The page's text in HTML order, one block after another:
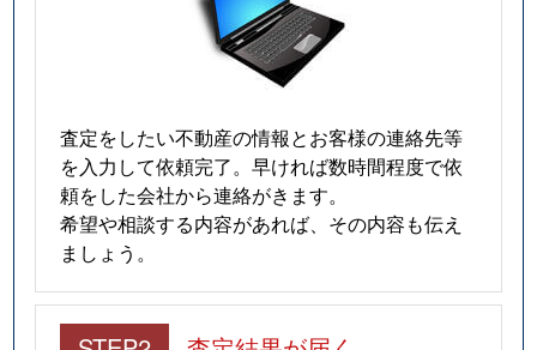
査定をしたい不動産の情報とお客様の連絡先等
を入力して依頼完了。早ければ数時間程度で依
頼をした会社から連絡がきます。
希望や相談する内容があれば、その内容も伝え
ましょう。